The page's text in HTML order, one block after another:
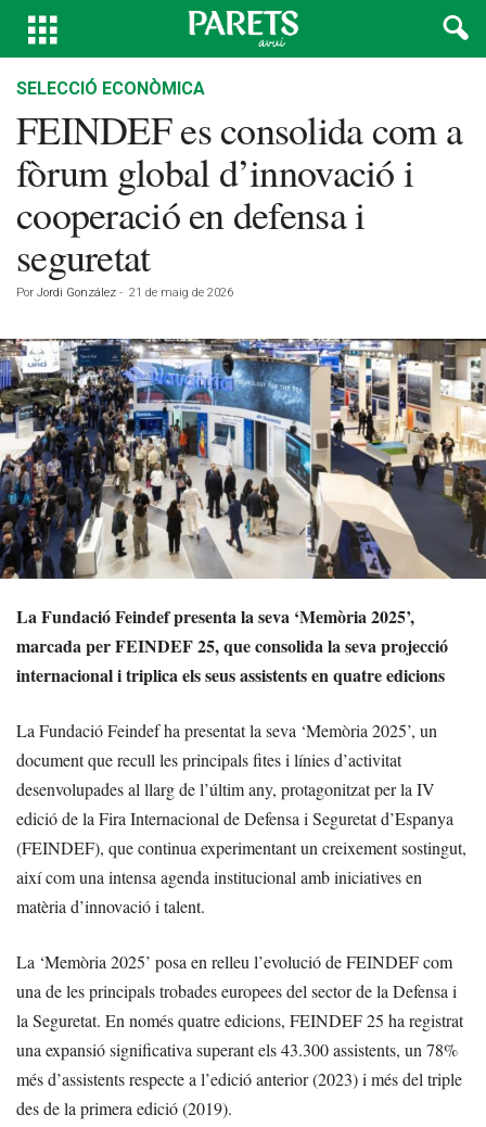
SELECCIÓ ECONÒMICA
FEINDEF es consolida com a
fòrum global d’innovació i
cooperació en defensa i
seguretat
Por Jordi González - 21 de maig de 2026
La Fundació Feindef presenta la seva ‘Memòria 2025’,
marcada per FEINDEF 25, que consolida la seva projecció
internacional i triplica els seus assistents en quatre edicions
La Fundació Feindef ha presentat la seva ‘Memòria 2025’, un
document que recull les principals fites i línies d’activitat
desenvolupades al llarg de l’últim any, protagonitzat per la IV
edició de la Fira Internacional de Defensa i Seguretat d’Espanya
(FEINDEF), que continua experimentant un creixement sostingut,
així com una intensa agenda institucional amb iniciatives en
matèria d’innovació i talent.
La ‘Memòria 2025’ posa en relleu l’evolució de FEINDEF com
una de les principals trobades europees del sector de la Defensa i
la Seguretat. En només quatre edicions, FEINDEF 25 ha registrat
una expansió significativa superant els 43.300 assistents, un 78%
més d’assistents respecte a l’edició anterior (2023) i més del triple
des de la primera edició (2019).